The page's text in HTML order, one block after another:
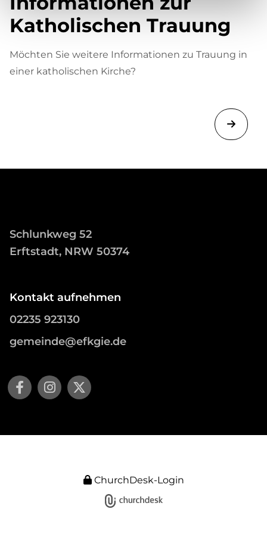
Katholischen Trauung
Möchten Sie weitere Informationen zu Trauung in
einer katholischen Kirche?
Schlunkweg 52
Erftstadt, NRW 50374
Kontakt aufnehmen
02235 923130
gemeinde@efkgie.de
ChurchDesk-Login